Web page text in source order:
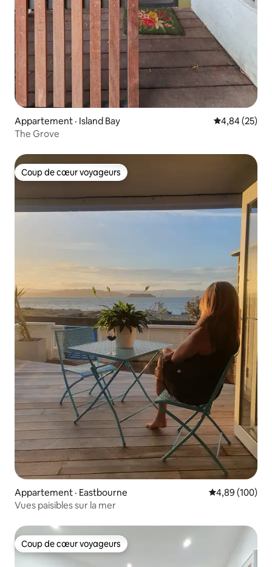
Appartement · Island Bay Note
4,84 (25)
The Grove
Coup de cœur voyageurs
Coup de cœur voyageurs
Appartement · Eastbourne Note
4,89 (100)
Vues paisibles sur la mer
Coup de cœur voyageurs
Coup de cœur voyageurs